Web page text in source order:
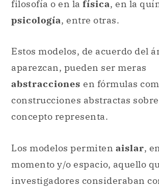
aparezcan, pueden ser meras
abstraccionesen fórmulas como
concepto representa.
Los modelos permitenaislar,
momento y/o espacio, aquello
investigadores consideraban
modelo presentado en un
posteriormente sea sometido a
precisión con que este modelo